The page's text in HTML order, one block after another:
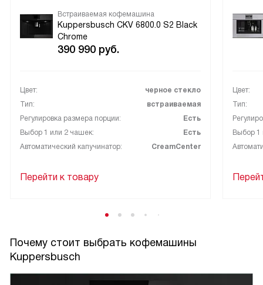
Встраиваемая кофемашина
Kuppersbusch CKV 6800.0 S2 Black
Chrome
390 990 руб.
Цвет:
черное стекло
Тип:
встраиваемая
Регулировка размера порции:
Есть
Выбор 1 или 2 чашек:
Есть
Автоматический капучинатор:
CreamCenter
Перейти к товару
Цвет:
Тип:
Выбор 1
Почему стоит выбрать кофемашины
Kuppersbusch